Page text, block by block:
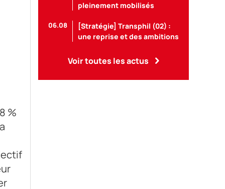
%
pleinement mobilisés
06.08
[Stratégie] Transphil (02) :
une reprise et des ambitions
Voir toutes les actus